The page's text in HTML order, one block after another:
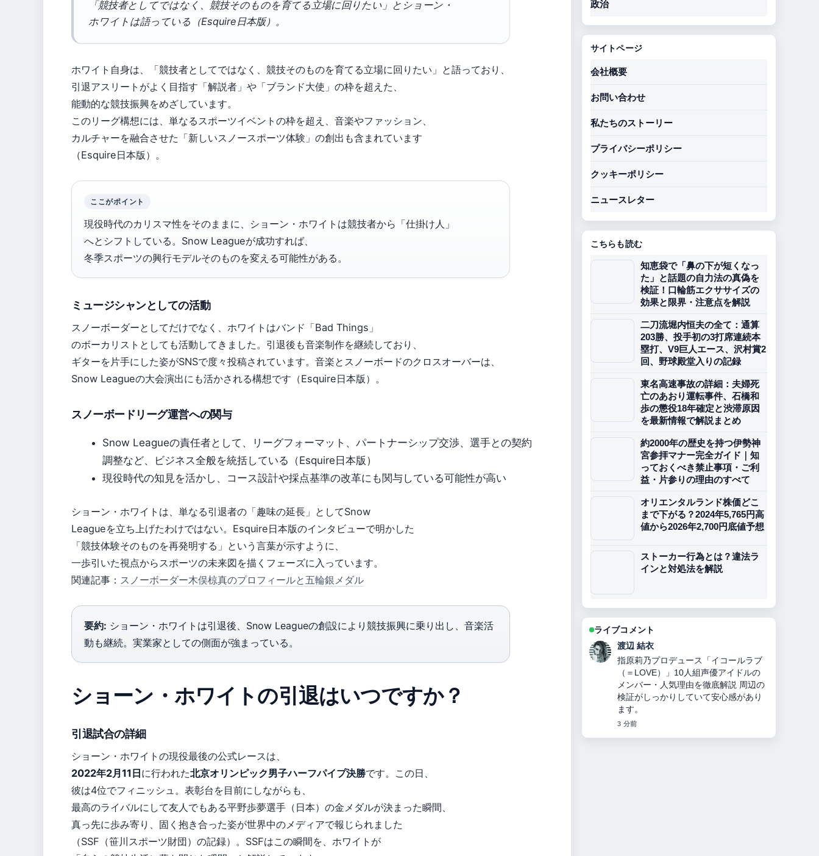
「競技者としてではなく、競技そのものを育てる立場に回りたい」とショーン・
ホワイトは語っている（Esquire日本版）。
ホワイト自身は、「競技者としてではなく、競技そのものを育てる立場に回りたい」と語っており、
引退アスリートがよく目指す「解説者」や「ブランド大使」の枠を超えた、
能動的な競技振興をめざしています。
このリーグ構想には、単なるスポーツイベントの枠を超え、音楽やファッション、
カルチャーを融合させた「新しいスノースポーツ体験」の創出も含まれています
（Esquire日本版）。
ここがポイント
現役時代のカリスマ性をそのままに、ショーン・ホワイトは競技者から「仕掛け人」
へとシフトしている。Snow Leagueが成功すれば、
冬季スポーツの興行モデルそのものを変える可能性がある。
ミュージシャンとしての活動
スノーボーダーとしてだけでなく、ホワイトはバンド「Bad Things」
のボーカリストとしても活動してきました。引退後も音楽制作を継続しており、
ギターを片手にした姿がSNSで度々投稿されています。音楽とスノーボードのクロスオーバーは、
Snow Leagueの大会演出にも活かされる構想です（Esquire日本版）。
スノーボードリーグ運営への関与
Snow Leagueの責任者として、リーグフォーマット、パートナーシップ交渉、選手との契約
調整など、ビジネス全般を統括している（Esquire日本版）
現役時代の知見を活かし、コース設計や採点基準の改革にも関与している可能性が高い
ショーン・ホワイトは、単なる引退者の「趣味の延長」としてSnow
Leagueを立ち上げたわけではない。Esquire日本版のインタビューで明かした
「競技体験そのものを再発明する」という言葉が示すように、
一歩引いた視点からスポーツの未来図を描くフェーズに入っています。
関連記事： スノーボーダー木俣椋真のプロフィールと五輪銀メダル
要約: ショーン・ホワイトは引退後、Snow Leagueの創設により競技振興に乗り出し、音楽活
動も継続。実業家としての側面が強まっている。
ショーン・ホワイトの引退はいつですか？
引退試合の詳細
ショーン・ホワイトの現役最後の公式レースは、
2022年2月11日に行われた北京オリンピック男子ハーフパイプ決勝です。この日、
彼は4位でフィニッシュ。表彰台を目前にしながらも、
最高のライバルにして友人でもある平野歩夢選手（日本）の金メダルが決まった瞬間、
真っ先に歩み寄り、固く抱き合った姿が世界中のメディアで報じられました
（SSF（笹川スポーツ財団）の記録）。SSFはこの瞬間を、ホワイトが
政治
サイトページ
会社概要
お問い合わせ
私たちのストーリー
プライバシーポリシー
クッキーポリシー
ニュースレター
こちらも読む
知恵袋で「鼻の下が短くなっ
た」と話題の自力法の真偽を
検証！口輪筋エクササイズの
効果と限界・注意点を解説
二刀流堀内恒夫の全て：通算
203勝、投手初の3打席連続本
塁打、V9巨人エース、沢村賞2
回、野球殿堂入りの記録
東名高速事故の詳細：夫婦死
亡のあおり運転事件、石橋和
歩の懲役18年確定と渋滞原因
を最新情報で解説まとめ
約2000年の歴史を持つ伊勢神
宮参拝マナー完全ガイド｜知
っておくべき禁止事項・ご利
益・片参りの理由のすべて
オリエンタルランド株価どこ
まで下がる？2024年5,765円高
値から2026年2,700円底値予想
ストーカー行為とは？違法ラ
インと対処法を解説
ライブコメント
渡辺 結衣
指原莉乃プロデュース「イコールラブ
（＝LOVE）」10人組声優アイドルの
メンバー・人気理由を徹底解説 周辺の
検証がしっかりしていて安心感があり
ます。
3 分前